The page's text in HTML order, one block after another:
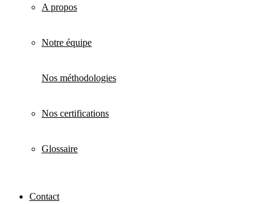
A propos
Notre équipe
Nos méthodologies
Nos certifications
Glossaire
Contact